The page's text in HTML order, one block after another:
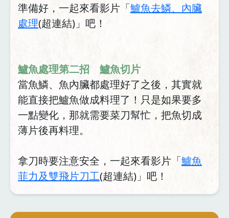
準備好，一起來看影片「鱸魚去鱗、內臟
處理(超連結)」吧！
鱸魚處理第二招 鱸魚切片
當魚鱗、魚內臟都處理好了之後，其實就
能直接把鱸魚做成料理了！只是如果要多
一點變化，那就需要菜刀幫忙，把魚切成
薄片後再料理。
拿刀時要注意安全，一起來看影片「鱸魚
菲力及雙飛片刀工(超連結)」吧！